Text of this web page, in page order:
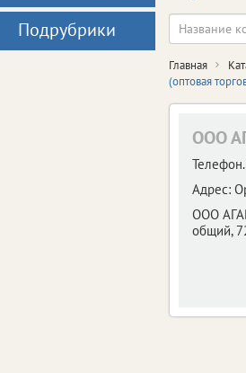
Главная
(оптовая
ООО
Адрес:
ООО
общий,
Подрубрики